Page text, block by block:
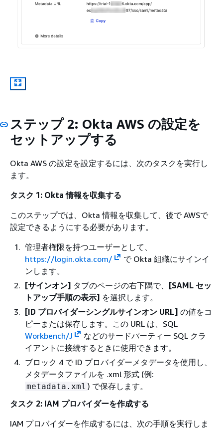
ステップ 2: Okta AWS の設定を
セットアップする
Okta AWS の設定を設定するには、次のタスクを実行し
ます。
タスク 1: Okta 情報を収集する
このステップでは、Okta 情報を収集して、後で AWSで
設定できるようにする必要があります。
管理者権限を持つユーザーとして、
https://login.okta.com/
で Okta 組織にサインイ
ンします。
[サインオン] タブのページの右下隅で、 [SAML セッ
トアップ手順の表示] を選択します。
[ID プロバイダーシングルサインオン URL] の値をコ
ピーまたは保存します。この URL は、SQL
Workbench/J
などのサードパーティー SQL クラ
イアントに接続するときに使用できます。
ブロック 4 で ID プロバイダーメタデータを使用し、
メタデータファイルを .xml 形式 (例:
metadata.xml ) で保存します。
タスク 2: IAM プロバイダーを作成する
IAM プロバイダーを作成するには、次の手順を実行しま